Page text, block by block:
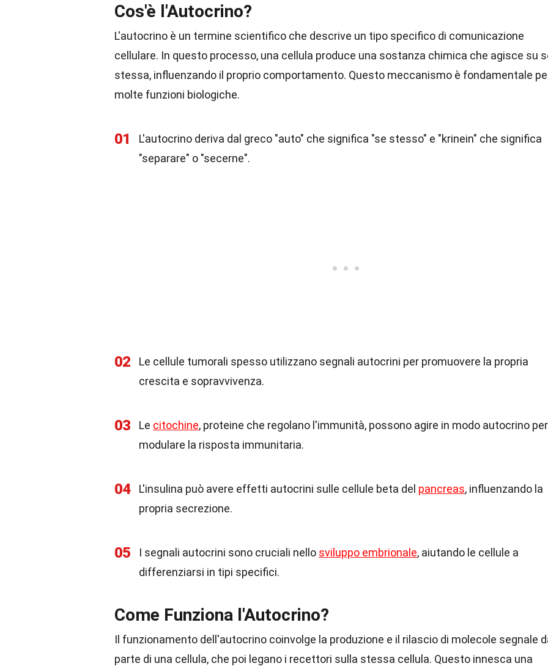
Cos'è l'Autocrino?
L'autocrino è un termine scientifico che descrive un tipo specifico di comunicazione
cellulare. In questo processo, una cellula produce una sostanza chimica che agisce su
stessa, influenzando il proprio comportamento. Questo meccanismo è fondamentale
molte funzioni biologiche.
01
L'autocrino deriva dal greco "auto" che significa "se stesso" e "krinein" che significa
"separare" o "secerne".
02
Le cellule tumorali spesso utilizzano segnali autocrini per promuovere la propria
crescita e sopravvivenza.
03 Le citochine, proteine che regolano l'immunità, possono agire in modo autocrino per
modulare la risposta immunitaria.
04 L'insulina può avere effetti autocrini sulle cellule beta del pancreas, influenzando la
propria secrezione.
05 I segnali autocrini sono cruciali nello sviluppo embrionale, aiutando le cellule a
differenziarsi in tipi specifici.
Come Funziona l'Autocrino?
Il funzionamento dell'autocrino coinvolge la produzione e il rilascio di molecole segnale
parte di una cellula, che poi legano i recettori sulla stessa cellula. Questo innesca una